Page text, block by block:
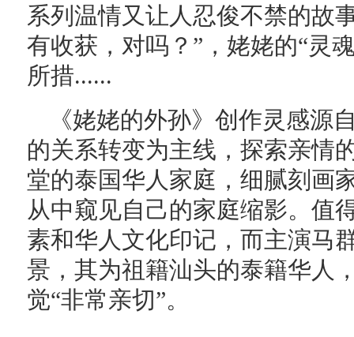
系列温情又让人忍俊不禁的故
有收获，对吗？”，姥姥的“灵
所措......
《姥姥的外孙》创作灵感源
的关系转变为主线，探索亲情
堂的泰国华人家庭，细腻刻画
从中窥见自己的家庭缩影。值
素和华人文化印记，而主演马
景，其为祖籍汕头的泰籍华人
觉“非常亲切”。